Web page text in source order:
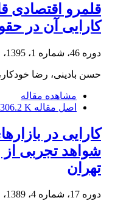
قلمرو اقتصادی
کارایی آن در
دوره 46، شماره 1، 1395، صفحه
حسن بادینی، رضا
مشاهده مقاله
اصل مقاله 306.2 K
کارایی در
شواهد تجربی از
تهران
دوره 17، شماره 4، 1389، صفحه